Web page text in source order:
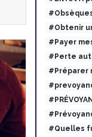
#Obtenir
#Payer
#Perte
#Préparer
#Quelles